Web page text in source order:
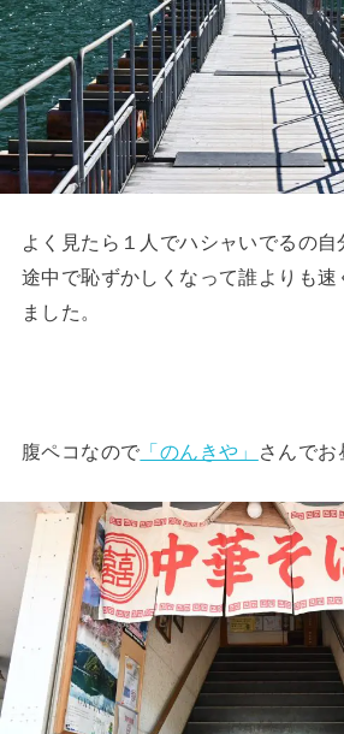
よく見たら１人でハシャいでるの自
途中で恥ずかしくなって誰よりも
ました。
腹ペコなので 「のんきや」 さんでお